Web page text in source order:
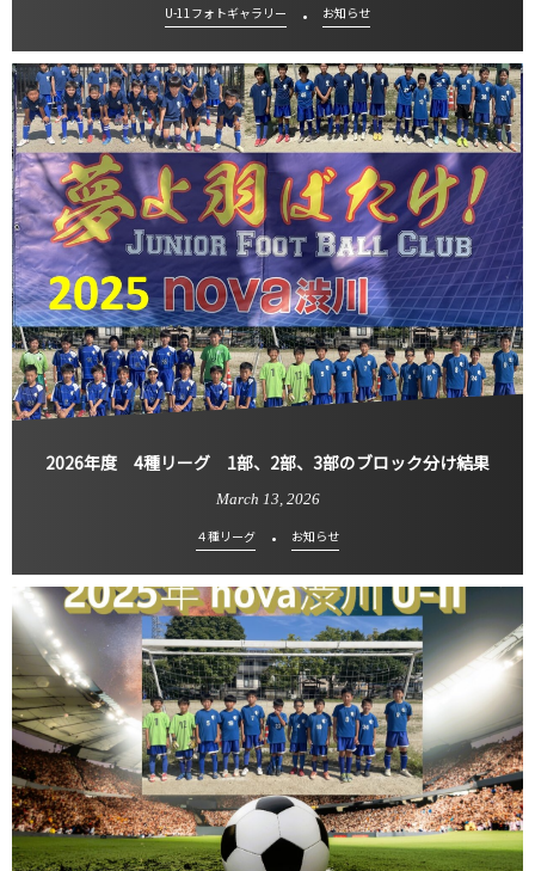
U-11フォトギャラリー お知らせ
2026年度 4種リーグ 1部、2部、3部のブロック分け結果
March 13 2026
４種リーグ お知らせ